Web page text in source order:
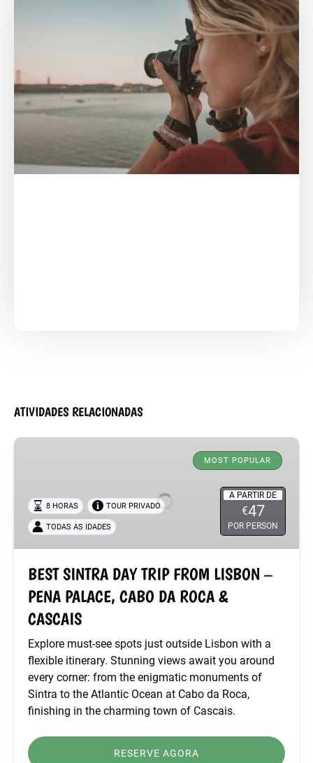
ATIVIDADES RELACIONADAS
BEST
TRIP
FROM
LISBON
–
PALACE,
CABO
ROCA
CASCAIS
MOST POPULAR
A PARTIR DE
€47
POR PERSON
8 HORAS TOUR PRIVADO
TODAS AS IDADES
BEST SINTRA DAY TRIP FROM LISBON –
PENA PALACE, CABO DA ROCA &
CASCAIS
Explore must-see spots just outside Lisbon with a
flexible itinerary. Stunning views await you around
every corner: from the enigmatic monuments of
Sintra to the Atlantic Ocean at Cabo da Roca,
finishing in the charming town of Cascais.
RESERVE AGORA